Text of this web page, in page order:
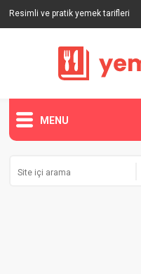
Resimli ve pratik yemek tarifleri
MENU